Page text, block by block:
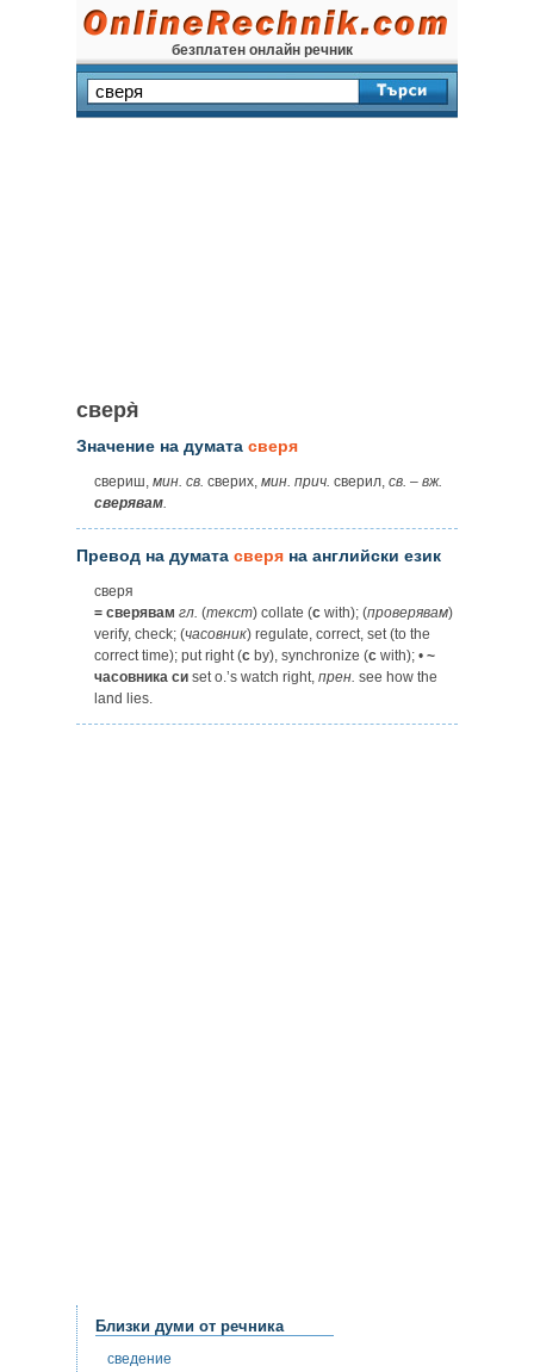
безплатен онлайн речник
сверя̀
Значение на думата сверя
свериш, мин. св. сверих, мин. прич. сверил, св. – вж.
сверявам.
Превод на думата сверя на английски език
сверя
= сверявам гл. (текст) collate (c with); (проверявам)
verify, check; (часовник) regulate, correct, set (to the
correct time); put right (c by), synchronize (c with); • ~
часовника си set o.’s watch right, прен. see how the
land lies.
Близки думи от речника
сведение